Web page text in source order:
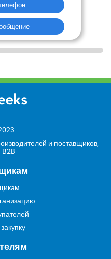
телефон
и поставщиков,
B2B